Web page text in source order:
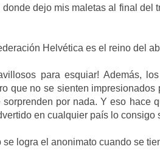
dejo mis maletas al final del
Helvética es el reino del
para esquiar! Además,
que no se sienten
por nada. Y eso hace
en cualquier país lo consigo
se logra el anonimato cuando se